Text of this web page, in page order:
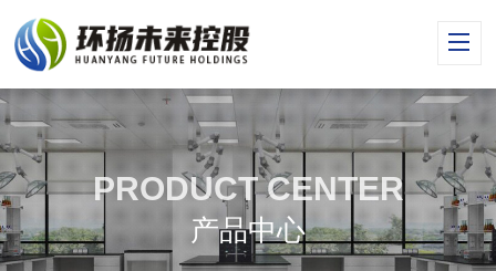
PRODUCT CENTER
产品中心